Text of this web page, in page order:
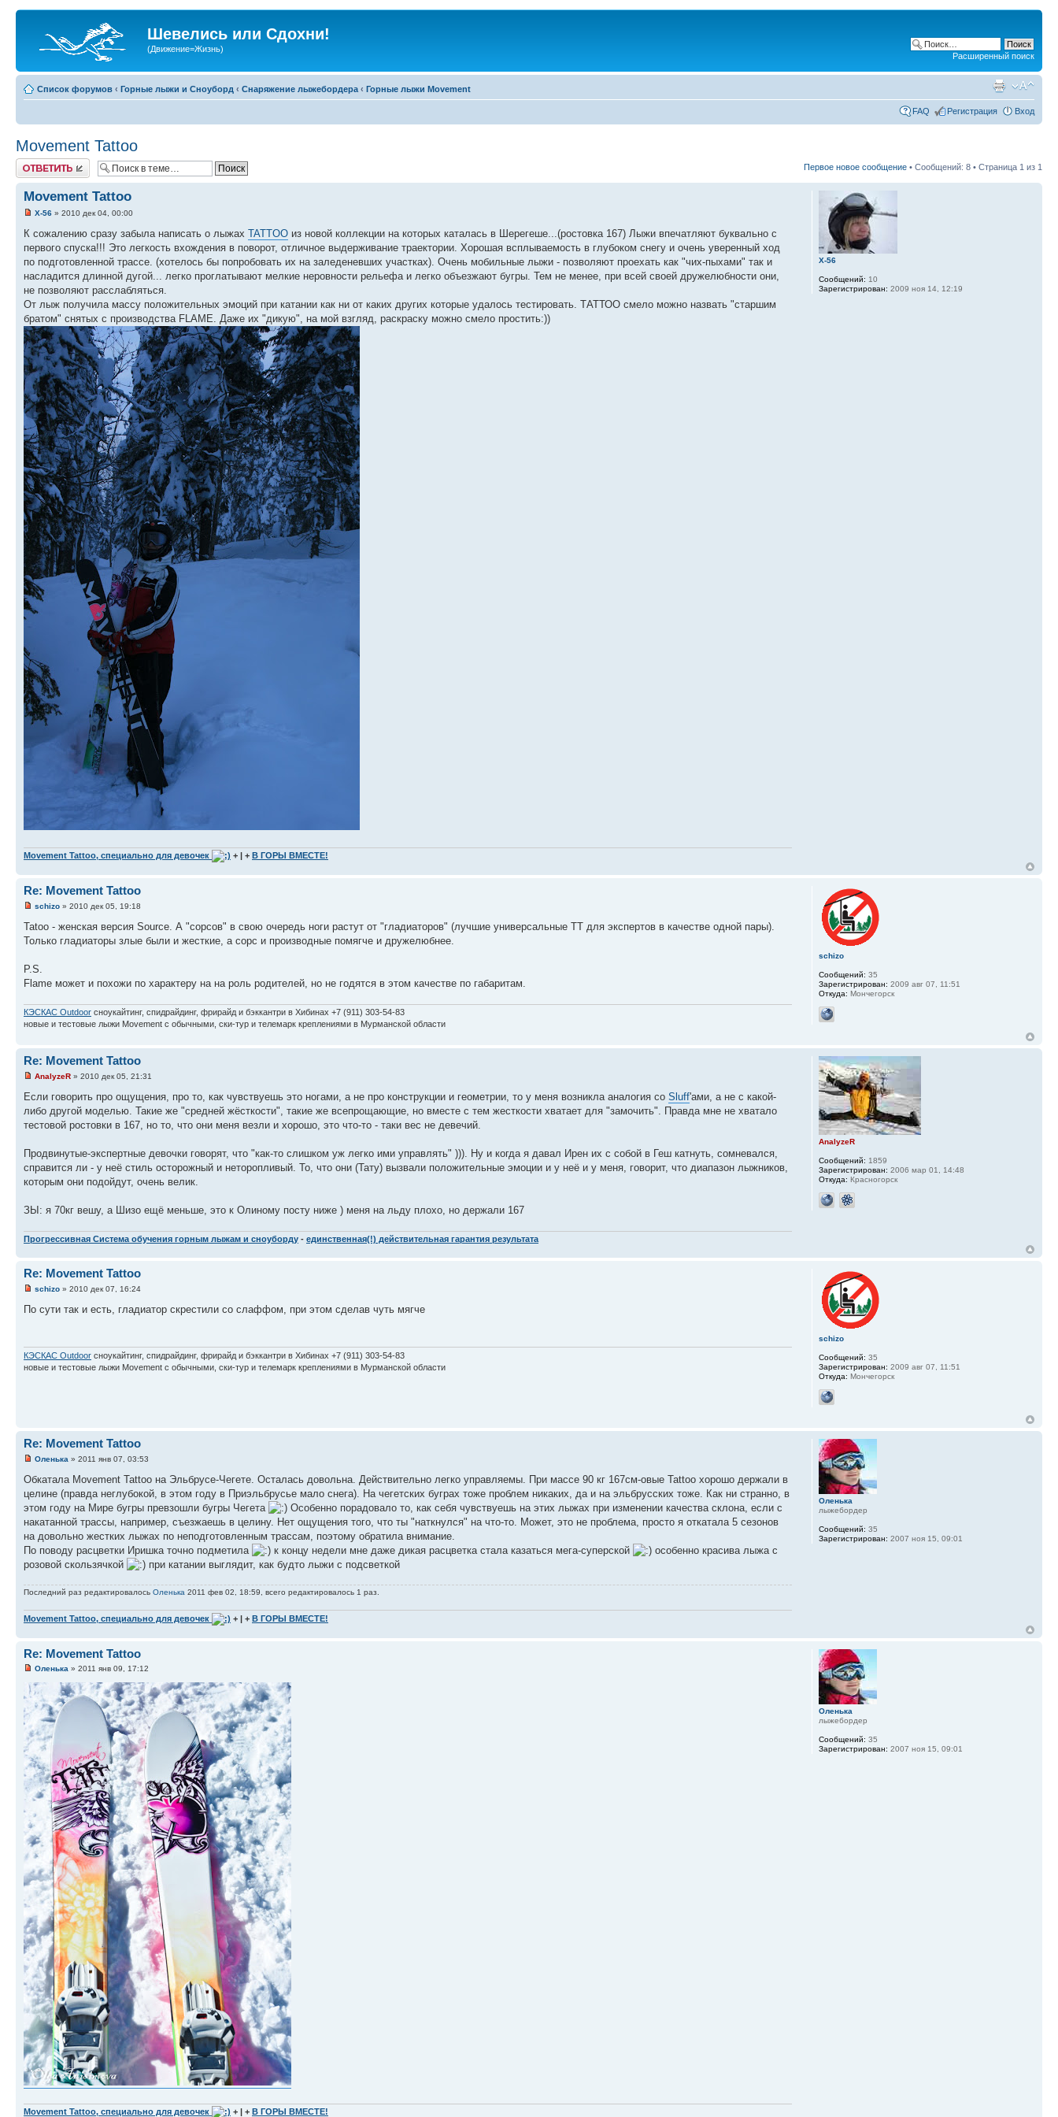
Шевелись или Сдохни!
(Движение=Жизнь)
Расширенный поиск
Список форумов ‹ Горные лыжи и Сноуборд ‹ Снаряжение лыжебордера ‹ Горные лыжи Movement
FAQ Регистрация Вход
Movement Tattoo
Ответить Первое новое сообщение • Сообщений: 8 • Страница 1 из 1
Movement Tattoo
X-56 » 2010 дек 04, 00:00
К сожалению сразу забыла написать о лыжах TATTOO из новой коллекции на которых каталась в Шерегеше...(ростовка 167) Лыжи впечатляют буквально с
первого спуска!!! Это легкость вхождения в поворот, отличное выдерживание траектории. Хорошая всплываемость в глубоком снегу и очень уверенный ход
по подготовленной трассе. (хотелось бы попробовать их на заледеневших участках). Очень мобильные лыжи - позволяют проехать как "чих-пыхами" так и
насладится длинной дугой... легко проглатывают мелкие неровности рельефа и легко объезжают бугры. Тем не менее, при всей своей дружелюбности они,
не позволяют расслабляться.
От лыж получила массу положительных эмоций при катании как ни от каких других которые удалось тестировать. ТАТТОО смело можно назвать "старшим
братом" снятых с производства FLAME. Даже их "дикую", на мой взгляд, раскраску можно смело простить:))
Movement Tattoo, специально для девочек + | + В ГОРЫ ВМЕСТЕ!
X-56
Сообщений: 10
Зарегистрирован: 2009 ноя 14, 12:19
Re: Movement Tattoo
schizo » 2010 дек 05, 19:18
Tatoo - женская версия Source. А "сорсов" в свою очередь ноги растут от "гладиаторов" (лучшие универсальные ТТ для экспертов в качестве одной пары).
Только гладиаторы злые были и жесткие, а сорс и производные помягче и дружелюбнее.
P.S.
Flame может и похожи по характеру на на роль родителей, но не годятся в этом качестве по габаритам.
КЭСКАС Outdoor сноукайтинг, спидрайдинг, фрирайд и бэккантри в Хибинах +7 (911) 303-54-83
новые и тестовые лыжи Movement с обычными, ски-тур и телемарк креплениями в Мурманской области
schizo
Сообщений: 35
Зарегистрирован: 2009 авг 07, 11:51
Откуда: Мончегорск
Re: Movement Tattoo
AnalyzeR » 2010 дек 05, 21:31
Если говорить про ощущения, про то, как чувствуешь это ногами, а не про конструкции и геометрии, то у меня возникла аналогия со Sluff'ами, а не с какой-
либо другой моделью. Такие же "средней жёсткости", такие же всепрощающие, но вместе с тем жесткости хватает для "замочить". Правда мне не хватало
тестовой ростовки в 167, но то, что они меня везли и хорошо, это что-то - таки вес не девечий.
Продвинутые-экспертные девочки говорят, что "как-то слишком уж легко ими управлять" ))). Ну и когда я давал Ирен их с собой в Геш катнуть, сомневался,
справится ли - у неё стиль осторожный и неторопливый. То, что они (Тату) вызвали положительные эмоции и у неё и у меня, говорит, что диапазон лыжников,
которым они подойдут, очень велик.
ЗЫ: я 70кг вешу, а Шизо ещё меньше, это к Олиному посту ниже ) меня на льду плохо, но держали 167
Прогрессивная Система обучения горным лыжам и сноуборду - единственная(!) действительная гарантия результата
AnalyzeR
Сообщений: 1859
Зарегистрирован: 2006 мар 01, 14:48
Откуда: Красногорск
Re: Movement Tattoo
schizo » 2010 дек 07, 16:24
По сути так и есть, гладиатор скрестили со слаффом, при этом сделав чуть мягче
КЭСКАС Outdoor сноукайтинг, спидрайдинг, фрирайд и бэккантри в Хибинах +7 (911) 303-54-83
новые и тестовые лыжи Movement с обычными, ски-тур и телемарк креплениями в Мурманской области
schizo
Сообщений: 35
Зарегистрирован: 2009 авг 07, 11:51
Откуда: Мончегорск
Re: Movement Tattoo
Оленька » 2011 янв 07, 03:53
Обкатала Movement Tattoo на Эльбрусе-Чегете. Осталась довольна. Действительно легко управляемы. При массе 90 кг 167см-овые Tattoo хорошо держали в
целине (правда неглубокой, в этом году в Приэльбрусье мало снега). На чегетских буграх тоже проблем никаких, да и на эльбрусских тоже. Как ни странно, в
этом году на Мире бугры превзошли бугры Чегета
Особенно порадовало то, как себя чувствуешь на этих лыжах при изменении качества склона, если с
накатанной трассы, например, съезжаешь в целину. Нет ощущения того, что ты "наткнулся" на что-то. Может, это не проблема, просто я откатала 5 сезонов
на довольно жестких лыжах по неподготовленным трассам, поэтому обратила внимание.
По поводу расцветки Иришка точно подметила
к концу недели мне даже дикая расцветка стала казаться мега-суперской
особенно красива лыжа с
розовой скользячкой
при катании выглядит, как будто лыжи с подсветкой
Последний раз редактировалось Оленька 2011 фев 02, 18:59, всего редактировалось 1 раз.
Movement Tattoo, специально для девочек + | + В ГОРЫ ВМЕСТЕ!
Оленька
лыжебордер
Сообщений: 35
Зарегистрирован: 2007 ноя 15, 09:01
Re: Movement Tattoo
Оленька » 2011 янв 09, 17:12
Movement Tattoo, специально для девочек + | + В ГОРЫ ВМЕСТЕ!
Оленька
лыжебордер
Сообщений: 35
Зарегистрирован: 2007 ноя 15, 09:01